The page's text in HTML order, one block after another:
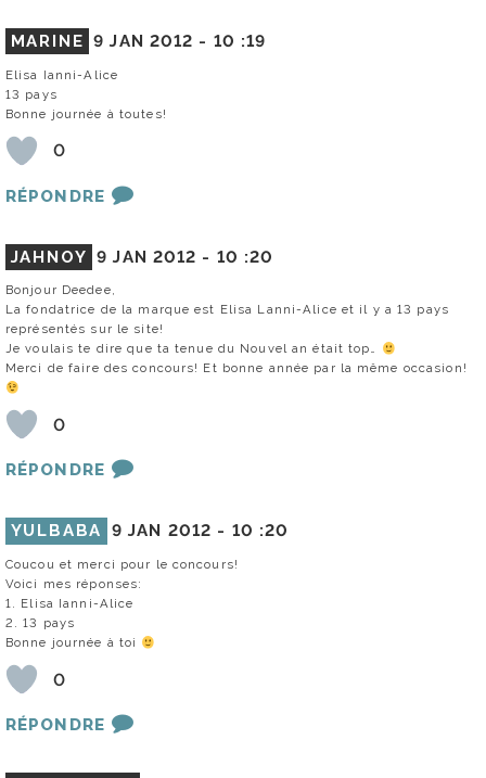
MARINE 9 JAN 2012 - 10 :19
Elisa Ianni-Alice
13 pays
Bonne journée à toutes!
0
RÉPONDRE
JAHNOY 9 JAN 2012 - 10 :20
Bonjour Deedee,
La fondatrice de la marque est Elisa Lanni-Alice et il y a 13 pays
représentés sur le site!
Je voulais te dire que ta tenue du Nouvel an était top…
Merci de faire des concours! Et bonne année par la même occasion!
0
RÉPONDRE
YULBABA 9 JAN 2012 - 10 :20
Coucou et merci pour le concours!
Voici mes réponses:
1. Elisa Ianni-Alice
2. 13 pays
Bonne journée à toi
0
RÉPONDRE